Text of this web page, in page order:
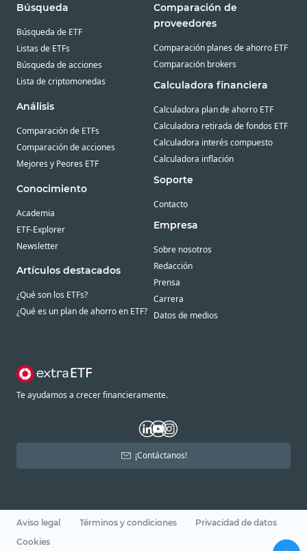
Búsqueda
Búsqueda de ETF
Listas de ETFs
Búsqueda de acciones
Lista de criptomonedas
Análisis
Comparación de ETFs
Comparación de acciones
Mejores y Peores ETF
Conocimiento
Academia
ETF-Explorer
Newsletter
Artículos destacados
¿Qué son los ETFs?
¿Qué es un plan de ahorro en ETF?
Comparación de
proveedores
Comparación planes de ahorro ETF
Comparación brokers
Calculadora financiera
Calculadora plan de ahorro ETF
Calculadora retirada de fondos ETF
Calculadora interés compuesto
Calculadora inflación
Soporte
Contacto
Empresa
Sobre nosotros
Redacción
Prensa
Carrera
Datos de medios
Te ayudamos a crecer financieramente.
¡Contáctanos!
Aviso legal Términos y condiciones
Privacidad de datos
Cookies